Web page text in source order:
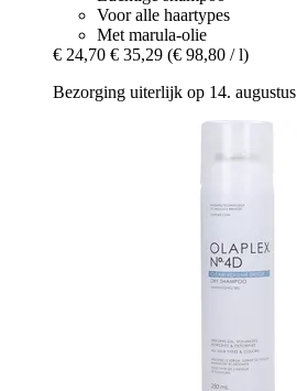
Voor alle haartypes
Met marula-olie
€ 24,70 € 35,29 (€ 98,80 / l)
Bezorging uiterlijk op 14. augustus